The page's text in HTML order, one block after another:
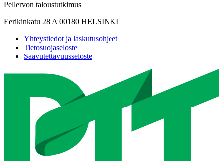
Pellervon taloustutkimus
Eerikinkatu 28 A 00180 HELSINKI
Yhteystiedot ja laskutusohjeet
Tietosuojaseloste
Saavutettavuusseloste